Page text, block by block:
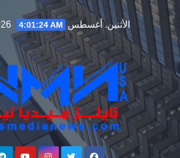
Skip
to
content
الأثنين. أغسطس 10th, 2026 4:01:25 AM